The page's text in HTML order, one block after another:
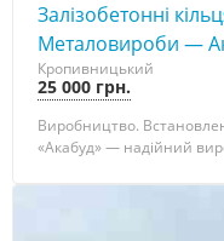
Залізобетонні
Металовироби —
Кропивницький
25 000 грн.
Виробництво.
«Акабуд» — надійний